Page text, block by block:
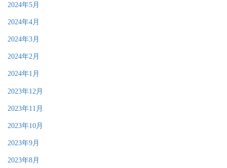
2024年5月
2024年4月
2024年3月
2024年2月
2024年1月
2023年12月
2023年11月
2023年10月
2023年9月
2023年8月